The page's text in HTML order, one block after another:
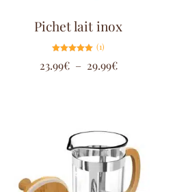
Pichet lait inox
5.00
sur 5
(1)
23.99€ – 29.99€